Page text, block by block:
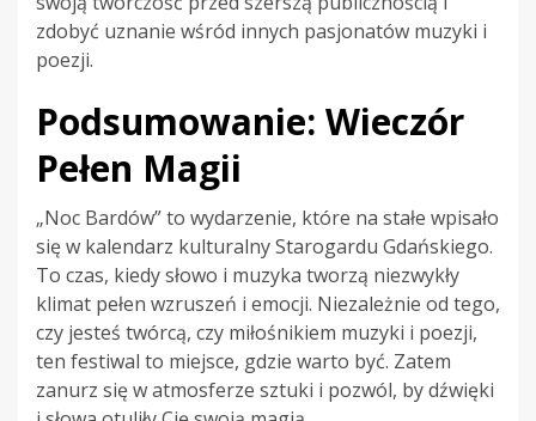
zdobyć uznanie wśród innych pasjonatów muzyki i
poezji.
Podsumowanie: Wieczór
Pełen Magii
„Noc Bardów” to wydarzenie, które na stałe wpisało
się w kalendarz kulturalny Starogardu Gdańskiego.
To czas, kiedy słowo i muzyka tworzą niezwykły
klimat pełen wzruszeń i emocji. Niezależnie od tego,
czy jesteś twórcą, czy miłośnikiem muzyki i poezji,
ten festiwal to miejsce, gdzie warto być. Zatem
zanurz się w atmosferze sztuki i pozwól, by dźwięki